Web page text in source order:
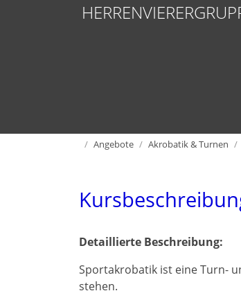
HomeAngebote Akrobatik & Turnen
Detaillierte Beschreibung:
Sportakrobatik ist eine Turn-
stehen.